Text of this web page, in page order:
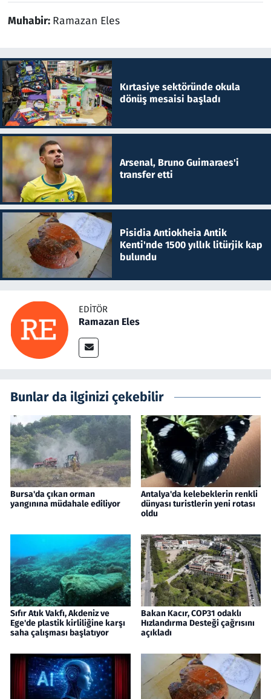
Muhabir: Ramazan Eles
Kırtasiye sektöründe okula
dönüş mesaisi başladı
Arsenal, Bruno Guimaraes'i
transfer etti
Pisidia Antiokheia Antik
Kenti'nde 1500 yıllık litürjik kap
bulundu
EDITÖR
Ramazan Eles
Bunlar da ilginizi çekebilir
Bursa'da çıkan orman
yangınına müdahale ediliyor
Antalya'da kelebeklerin renkli
dünyası turistlerin yeni rotası
oldu
Sıfır Atık Vakfı, Akdeniz ve
Ege'de plastik kirliliğine karşı
saha çalışması başlatıyor
Bakan Kacır, COP31 odaklı
Hızlandırma Desteği çağrısını
açıkladı